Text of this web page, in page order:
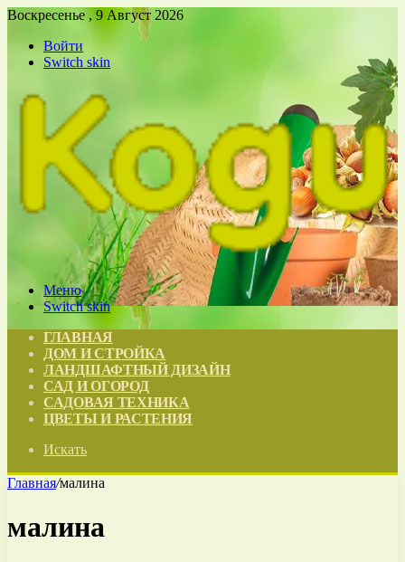
Воскресенье , 9 Август 2026
Войти
Switch skin
Меню
Switch skin
ГЛАВНАЯ
ДОМ И СТРОЙКА
ЛАНДШАФТНЫЙ ДИЗАЙН
САД И ОГОРОД
САДОВАЯ ТЕХНИКА
ЦВЕТЫ И РАСТЕНИЯ
Искать
Главная/малина
малина